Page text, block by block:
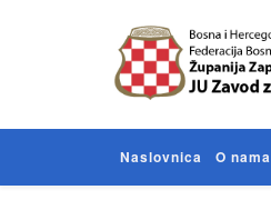
Naslovnica O nama